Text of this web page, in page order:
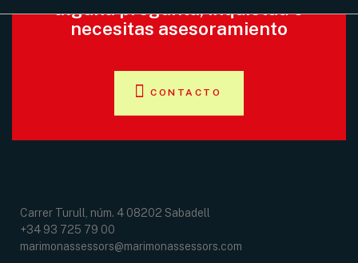
alguna pregunta, inquietud o
necesitas asesoramiento
CONTACTO
Carrer Turull, núm. 4 08202 Sabadell
+34 93 725 79 00
marimonassessors@marimonassessors.com